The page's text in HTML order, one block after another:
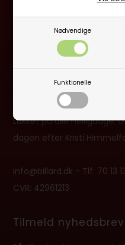
Nødvendige
Funktionelle
Besøg en af vores
Ladegaardsvej 10, 7100 Vejle
Agenavej 39F, 2670 Greve
Åbningstider:
Man-Fre kl. 10:00 - 16:30
Lukket på alle helligdage,
dagen efter Kristi
info@billard.dk - Tlf. 70 13
CVR: 42961213
Tilmeld nyhedsbrev